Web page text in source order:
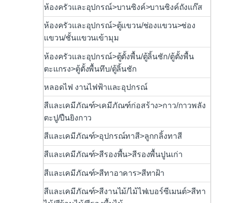
ห้องครัวและอุปกรณ์>บานซิงค์>บานซิงค์ถังแก๊ส
ห้องครัวและอุปกรณ์>ตู้แขวน/ช่องแขวน>ช่อง
แขวน/ชั้นแขวนเข้ามุม
ห้องครัวและอุปกรณ์>ตู้ตั้งพื้น/ตู้ลิ้นชัก/ตู้ตั้งพื้น
ตะแกรง>ตู้ตั้งพื้นทึบ/ตู้ลิ้นชัก
หลอดไฟ งานไฟฟ้าและอุปกรณ์
สีและเคมีภัณฑ์>เคมีภัณฑ์ก่อสร้าง>กาว/กาวพลัง
ตะปู/ปืนยิงกาว
สีและเคมีภัณฑ์>อุปกรณ์ทาสี>ลูกกลิ้งทาสี
สีและเคมีภัณฑ์>สีรองพื้น>สีรองพื้นปูนเก่า
สีและเคมีภัณฑ์>สีทาอาคาร>สีทาฝ้า
สีและเคมีภัณฑ์>สีงานไม้/ไม้ไฟเบอร์ซีเมนต์>สีทา